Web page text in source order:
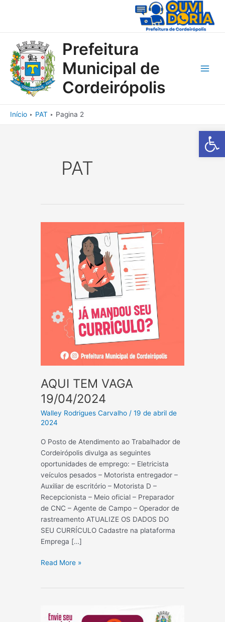
Barra de
Prefeitura
Municipal de
Cordeirópolis
Início PAT Pagina 2
PAT
AQUI TEM VAGA
19/04/2024
Walley Rodrigues Carvalho/19 de abril de
2024
O Posto de Atendimento ao Trabalhador de
Cordeirópolis divulga as seguintes
oportunidades de emprego: – Eletricista
veículos pesados – Motorista entregador –
Auxiliar de escritório – Motorista D –
Recepcionista – Meio oficial – Preparador
de CNC – Agente de Campo – Operador de
rastreamento ATUALIZE OS DADOS DO
SEU CURRÍCULO Cadastre na plataforma
Emprega […]
AQUI
Read More »